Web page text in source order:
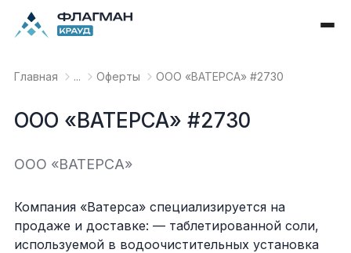
Главная ... Оферты OOO «ВАТЕРСА» #2730
OOO «ВАТЕРСА» #2730
OOO «ВАТЕРСА»
Компания «Ватерса» специализируется на
продаже и доставке: — таблетированной соли,
используемой в водоочистительных установка